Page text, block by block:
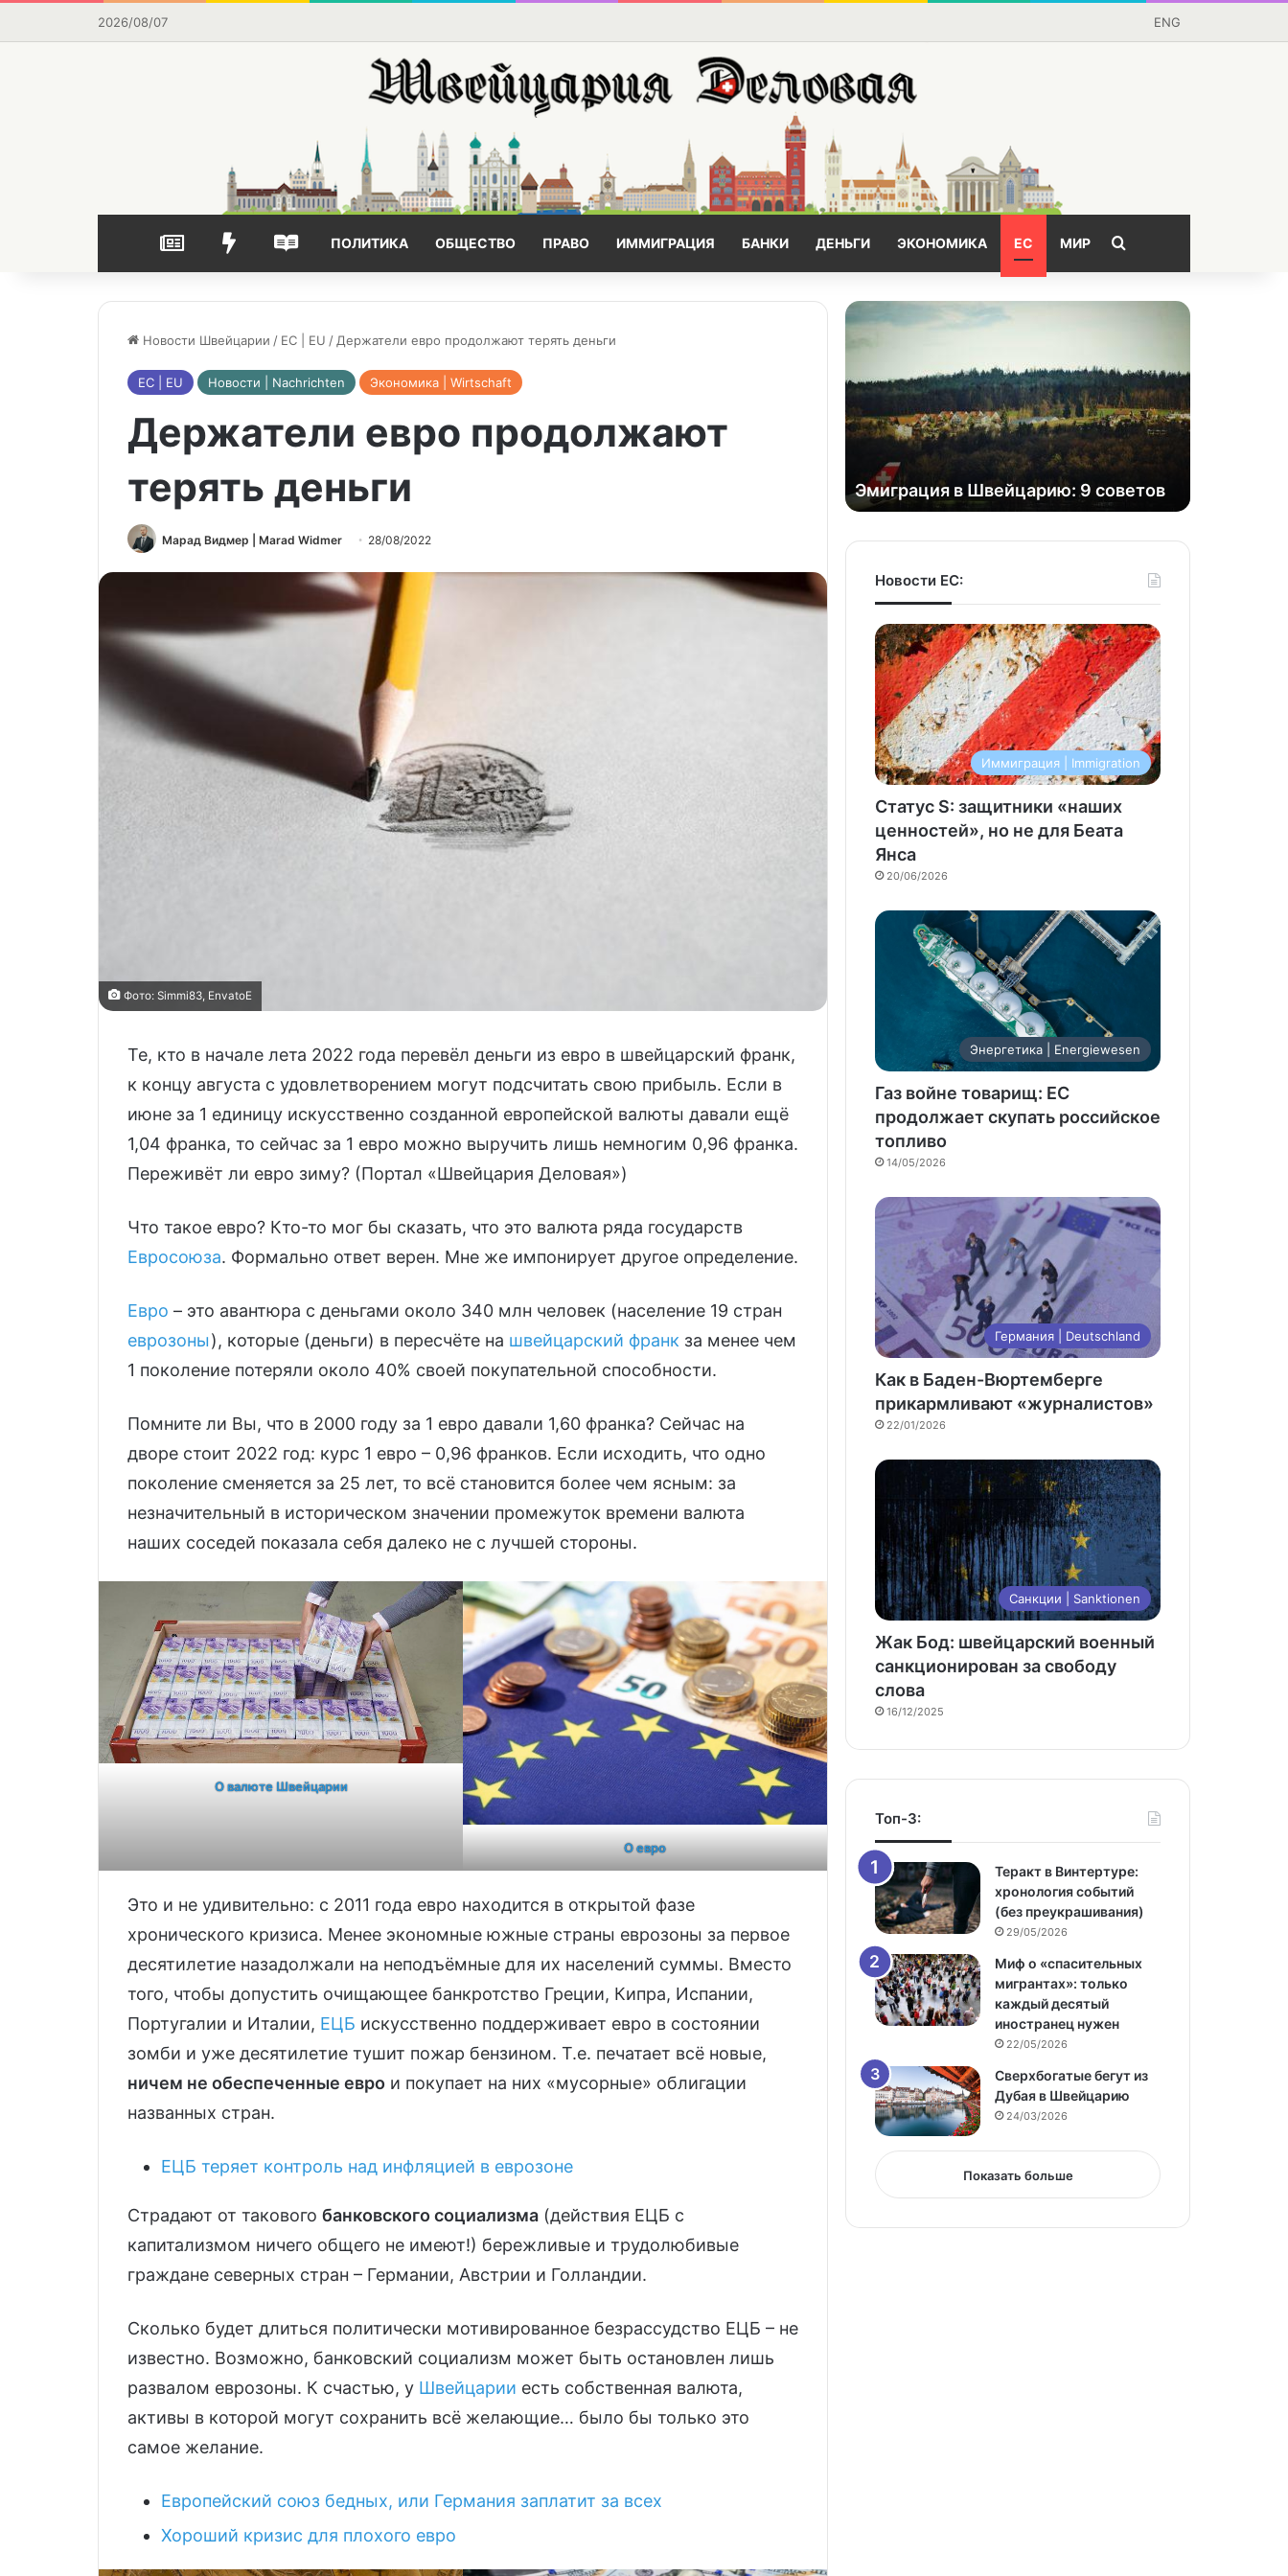
2026/08/07 ENG
НОВОСТИВЫБОР РЕДАКЦИИЧАСТО ЧИТАЕМОЕ
ПОЛИТИКА ОБЩЕСТВО ПРАВО ИММИГРАЦИЯ БАНКИ ДЕНЬГИ ЭКОНОМИКА ЕС МИР Поищем?
Новости Швейцарии / ЕС | EU /Держатели евро продолжают терять деньги
ЕС | EU Новости | Nachrichten Экономика | Wirtschaft
Держатели евро продолжают
терять деньги
Марад Видмер | Marad Widmer 28/08/2022
Фото: Simmi83, EnvatoE
Те, кто в начале лета 2022 года перевёл деньги из евро в швейцарский франк,
к концу августа с удовлетворением могут подсчитать свою прибыль. Если в
июне за 1 единицу искусственно созданной европейской валюты давали ещё
1,04 франка, то сейчас за 1 евро можно выручить лишь немногим 0,96 франка.
Переживёт ли евро зиму? (Портал «Швейцария Деловая»)
Что такое евро? Кто-то мог бы сказать, что это валюта ряда государств
Евросоюза. Формально ответ верен. Мне же импонирует другое определение.
Евро – это авантюра с деньгами около 340 млн человек (население 19 стран
еврозоны), которые (деньги) в пересчёте на швейцарский франк за менее чем
1 поколение потеряли около 40% своей покупательной способности.
Помните ли Вы, что в 2000 году за 1 евро давали 1,60 франка? Сейчас на
дворе стоит 2022 год: курс 1 евро – 0,96 франков. Если исходить, что одно
поколение сменяется за 25 лет, то всё становится более чем ясным: за
незначительный в историческом значении промежуток времени валюта
наших соседей показала себя далеко не с лучшей стороны.
О валюте Швейцарии
О евро
Это и не удивительно: с 2011 года евро находится в открытой фазе
хронического кризиса. Менее экономные южные страны еврозоны за первое
десятилетие назадолжали на неподъёмные для их населений суммы. Вместо
того, чтобы допустить очищающее банкротство Греции, Кипра, Испании,
Португалии и Италии, ЕЦБ искусственно поддерживает евро в состоянии
зомби и уже десятилетие тушит пожар бензином. Т.е. печатает всё новые,
ничем не обеспеченные евро и покупает на них «мусорные» облигации
названных стран.
ЕЦБ теряет контроль над инфляцией в еврозоне
Страдают от такового банковского социализма (действия ЕЦБ с
капитализмом ничего общего не имеют!) бережливые и трудолюбивые
граждане северных стран – Германии, Австрии и Голландии.
Сколько будет длиться политически мотивированное безрассудство ЕЦБ – не
известно. Возможно, банковский социализм может быть остановлен лишь
развалом еврозоны. К счастью, у Швейцарии есть собственная валюта,
активы в которой могут сохранить всё желающие… было бы только это
самое желание.
Европейский союз бедных, или Германия заплатит за всех
Хороший кризис для плохого евро
Эмиграция в Швейцарию: 9 советов
Новости ЕС:
Иммиграция | Immigration
Статус S: защитники «наших
ценностей», но не для Беата
Янса
20/06/2026
Энергетика | Energiewesen
Газ войне товарищ: ЕС
продолжает скупать российское
топливо
14/05/2026
Германия | Deutschland
Как в Баден-Вюртемберге
прикармливают «журналистов»
22/01/2026
Санкции | Sanktionen
Жак Бод: швейцарский военный
санкционирован за свободу
слова
16/12/2025
Топ-3:
Теракт в Винтертуре:
хронология событий
(без преукрашивания)
29/05/2026
Миф о «спасительных
мигрантах»: только
каждый десятый
иностранец нужен
22/05/2026
Сверхбогатые бегут из
Дубая в Швейцарию
24/03/2026
Показать больше